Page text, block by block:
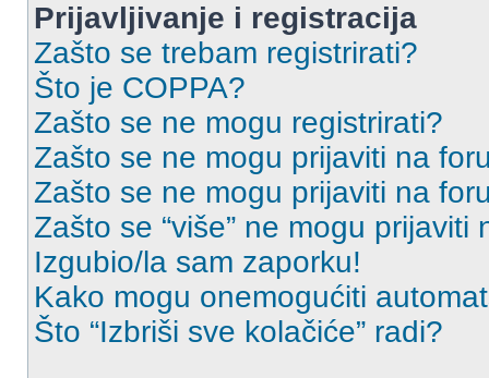
Prijavljivanje i registracija
Zašto se trebam registrirati?
Što je COPPA?
Zašto se ne mogu registrirati?
Zašto se ne mogu prijaviti na
Zašto se ne mogu prijaviti na
Zašto se “više” ne mogu prijaviti
Izgubio/la sam zaporku!
Kako mogu onemogućiti
Što “Izbriši sve kolačiće” radi?